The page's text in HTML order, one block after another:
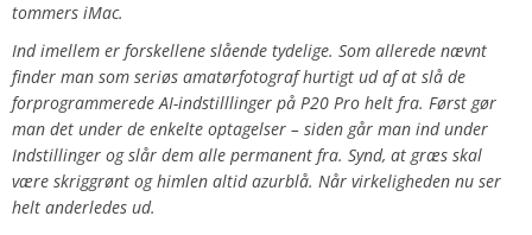
tommers iMac.
Ind imellem er forskellene slående tydelige. Som allerede nævnt
finder man som seriøs amatørfotograf hurtigt ud af at slå de
forprogrammerede AI-indstilllinger på P20 Pro helt fra. Først gør
man det under de enkelte optagelser – siden går man ind under
Indstillinger og slår dem alle permanent fra. Synd, at græs skal
være skriggrønt og himlen altid azurblå. Når virkeligheden nu ser
helt anderledes ud.